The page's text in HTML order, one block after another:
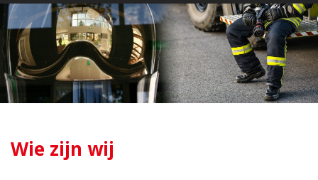
Wie zijn wij